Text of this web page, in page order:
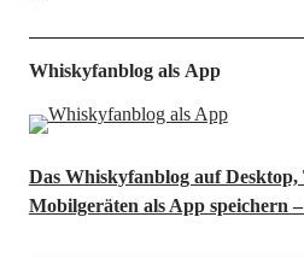
Whiskyfanblog als App
Das Whiskyfanblog auf Desktop,
Mobilgeräten als App speichern –